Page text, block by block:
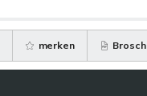
merken